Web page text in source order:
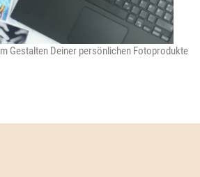
Gestalten Deiner persönlichen Fotoprodukte